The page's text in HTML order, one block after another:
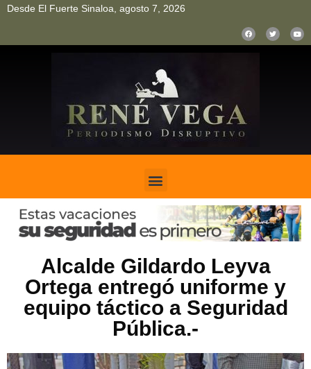
Desde El Fuerte Sinaloa, agosto 7, 2026
Alcalde Gildardo Leyva
Ortega entregó uniforme y
equipo táctico a Seguridad
Pública.-